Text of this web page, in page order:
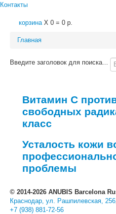
Контакты
корзина X 0 = 0 р.
Главная
Введите заголовок для поиска...
Витамин С
свободных
класс
Усталость кожи
проблемы
© 2014-2026 ANUBIS Barcelona
Краснодар, ул. Рашпилевская, 256
+7 (938) 881-72-56